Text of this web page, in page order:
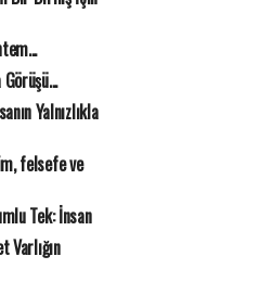
Yalnızlıkla
felsefe ve
Tek: İnsan